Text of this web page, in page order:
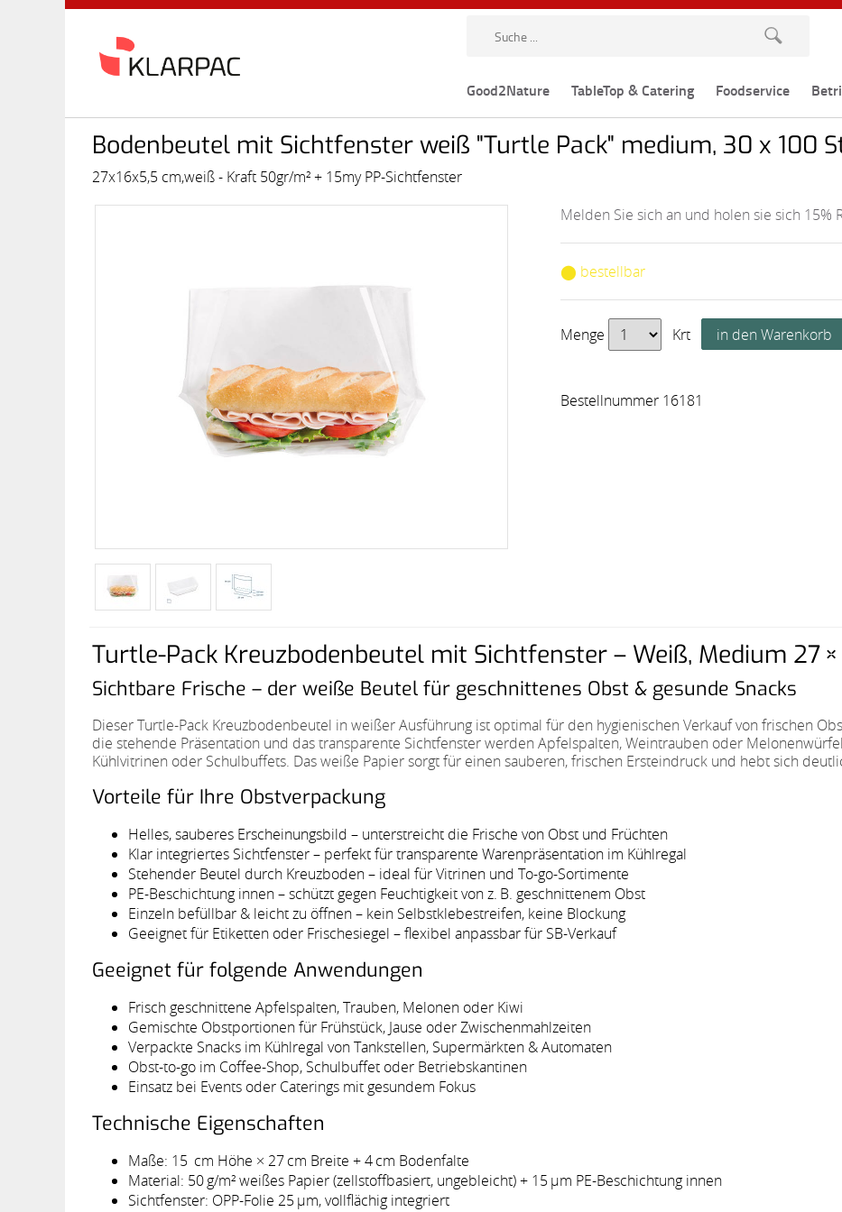
Good2Nature TableTop & Catering Foodservice
Bodenbeutel mit Sichtfenster weiß "Turtle Pack" medium, 30 x 100
27x16x5,5 cm,weiß - Kraft 50gr/m² + 15my PP-Sichtfenster
Melden Sie sich an und holen sie sich 15%
⬤ bestellbar
Menge Krt
Bestellnummer 16181
Turtle-Pack Kreuzbodenbeutel mit Sichtfenster – Weiß, Medium 27 ×
Sichtbare Frische – der weiße Beutel für geschnittenes Obst & gesunde Snacks
Dieser Turtle-Pack Kreuzbodenbeutel in weißer Ausführung ist optimal für den hygienischen Verkauf von frischen
die stehende Präsentation und das transparente Sichtfenster werden Apfelspalten, Weintrauben oder
Kühlvitrinen oder Schulbuffets. Das weiße Papier sorgt für einen sauberen, frischen Ersteindruck und hebt sich
Vorteile für Ihre Obstverpackung
Helles, sauberes Erscheinungsbild – unterstreicht die Frische von Obst und Früchten
Klar integriertes Sichtfenster – perfekt für transparente Warenpräsentation im Kühlregal
Stehender Beutel durch Kreuzboden – ideal für Vitrinen und To-go-Sortimente
PE-Beschichtung innen – schützt gegen Feuchtigkeit von z. B. geschnittenem Obst
Einzeln befüllbar & leicht zu öffnen – kein Selbstklebestreifen, keine Blockung
Geeignet für Etiketten oder Frischesiegel – flexibel anpassbar für SB-Verkauf
Geeignet für folgende Anwendungen
Frisch geschnittene Apfelspalten, Trauben, Melonen oder Kiwi
Gemischte Obstportionen für Frühstück, Jause oder Zwischenmahlzeiten
Verpackte Snacks im Kühlregal von Tankstellen, Supermärkten & Automaten
Obst-to-go im Coffee-Shop, Schulbuffet oder Betriebskantinen
Einsatz bei Events oder Caterings mit gesundem Fokus
Technische Eigenschaften
Maße: 15 cm Höhe × 27 cm Breite + 4 cm Bodenfalte
Material: 50 g/m² weißes Papier (zellstoffbasiert, ungebleicht) + 15 µm PE-Beschichtung innen
Sichtfenster: OPP-Folie 25 µm, vollflächig integriert